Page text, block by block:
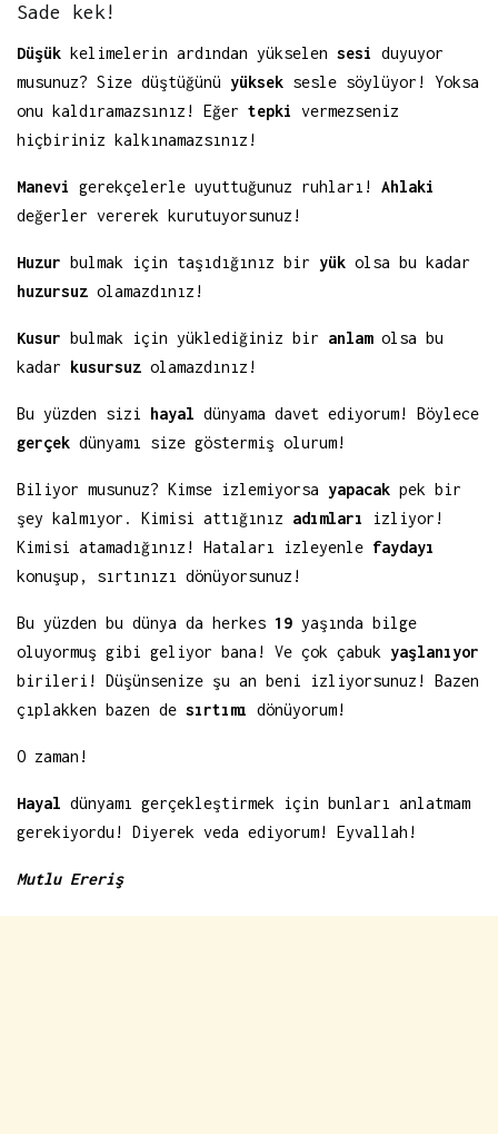
Sade kek!
Düşük kelimelerin ardından yükselen sesi duyuyor
musunuz? Size düştüğünü yüksek sesle söylüyor! Yoksa
onu kaldıramazsınız! Eğer tepki vermezseniz
hiçbiriniz kalkınamazsınız!
Manevi gerekçelerle uyuttuğunuz ruhları! Ahlaki
değerler vererek kurutuyorsunuz!
Huzur bulmak için taşıdığınız bir yük olsa bu kadar
huzursuz olamazdınız!
Kusur bulmak için yüklediğiniz bir anlamolsa bu
kadar kusursuz olamazdınız!
Bu yüzden sizi hayal dünyama davet ediyorum! Böylece
gerçek dünyamı size göstermiş olurum!
Biliyor musunuz? Kimse izlemiyorsa yapacak pek bir
şey kalmıyor. Kimisi attığınız adımları
izliyor!
Kimisi atamadığınız! Hataları izleyenle faydayı
konuşup, sırtınızı dönüyorsunuz!
Bu yüzden bu dünya da herkes 19 yaşında bilge
oluyormuş gibi geliyor bana! Ve çok çabuk yaşlanıyor
birileri! Düşünsenize şu an beni izliyorsunuz! Bazen
çıplakken bazen de sırtımı dönüyorum!
O zaman!
Hayal dünyamı gerçekleştirmek için bunları anlatmam
gerekiyordu! Diyerek veda ediyorum! Eyvallah!
Mutlu Ereriş